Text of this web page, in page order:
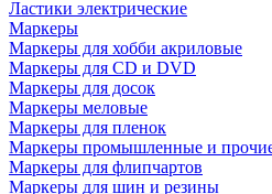
Ластики электрические
Маркеры
Маркеры для хобби акриловые
Маркеры для CD и DVD
Маркеры для досок
Маркеры меловые
Маркеры для пленок
Маркеры промышленные и
Маркеры для флипчартов
Маркеры для шин и резины